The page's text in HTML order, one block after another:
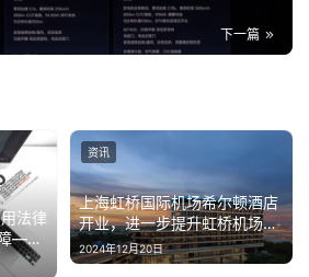
下一篇
法律
障——
上海虹桥国际机场希尔顿酒店
开业，进一步提升虹桥机场东
片区商旅服务品质
2024年12月20日
资讯